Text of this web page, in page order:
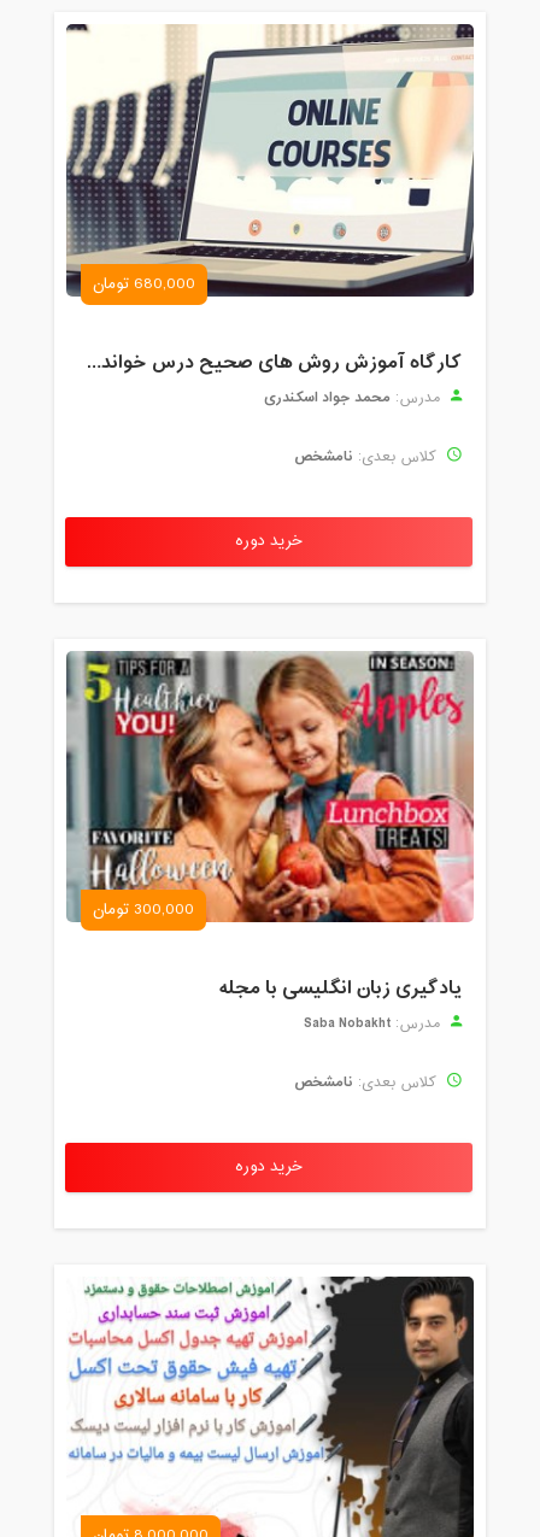
680,000 تومان
کارگاه آموزش روش های صحیح درس خواندن همراه با یادگیری بدون فراموشی
مدرس: محمد جواد اسکندری
کلاس بعدی: نامشخص
خرید دوره
300,000 تومان
یادگیری زبان انگلیسی با مجله
مدرس: Saba Nobakht
کلاس بعدی: نامشخص
خرید دوره